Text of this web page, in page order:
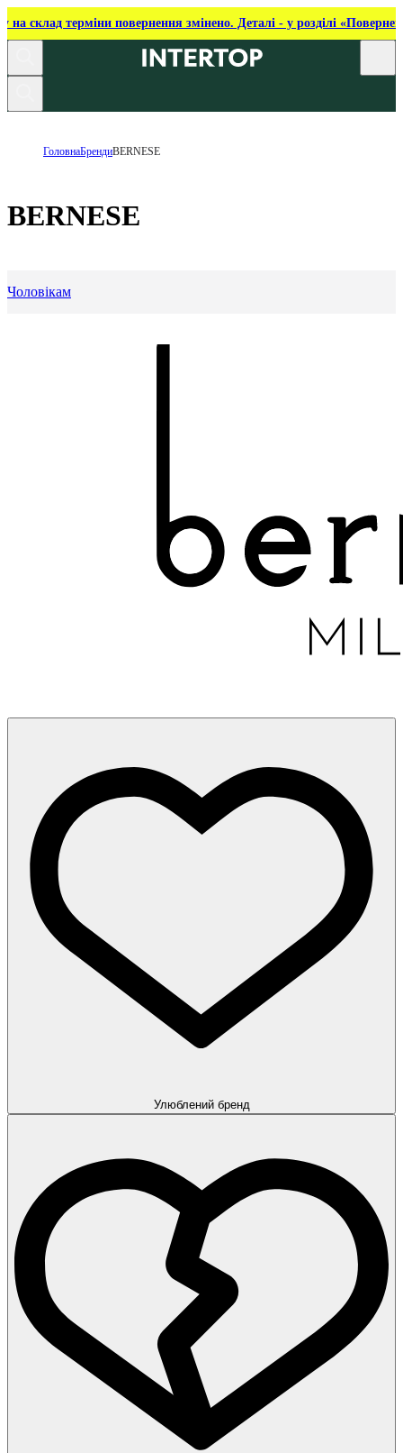
на склад терміни повернення змінено. Деталі - у розділі
ГоловнаБрендиBERNESE
BERNESE
Чоловікам
Улюблений бренд